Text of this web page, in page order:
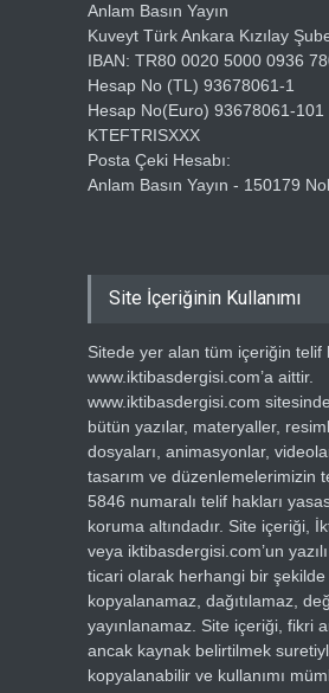
Anlam Basın Yayın
Kuveyt Türk Ankara Kızılay
IBAN: TR80 0020 5000 0936
Hesap No (TL) 93678061-1
Hesap No(Euro) 93678061-101
KTEFTRISXXX
Posta Çeki Hesabı:
Anlam Basın Yayın - 150179
Site İçeriğinin Kullanımı
Sitede yer alan tüm içeriğin telif
www.iktibasdergisi.com’a aittir.
www.iktibasdergisi.com
bütün yazılar, materyaller,
dosyaları, animasyonlar,
tasarım ve düzenlemelerimizin
5846 numaralı telif hakları
koruma altındadır. Site içeriği,
veya iktibasdergisi.com’un
ticari olarak herhangi bir şekilde
kopyalanamaz, dağıtılamaz,
yayınlanamaz. Site içeriği, fikri
ancak kaynak belirtilmek
kopyalanabilir ve kullanımı